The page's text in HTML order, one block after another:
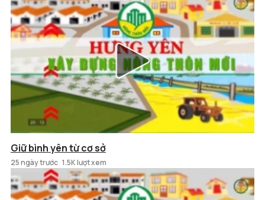
Giữ bình yên từ cơ sở
25 ngày trước 1.5K lượt xem